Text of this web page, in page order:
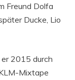
Freund Dolfa
Ducke, Lio
2015 durch
Mixtape